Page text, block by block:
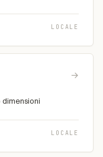
LOCALE
→
LOCALE